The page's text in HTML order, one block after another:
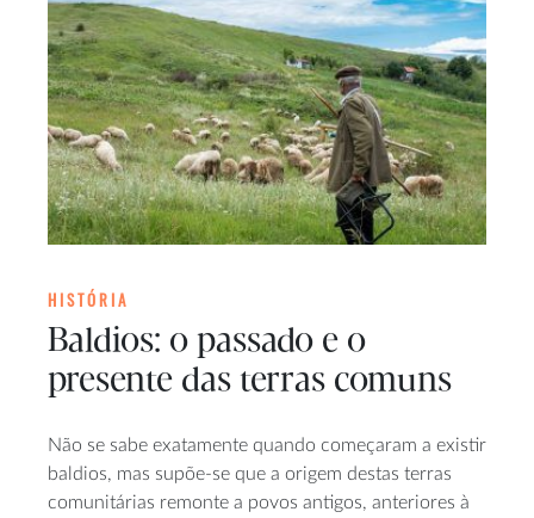
HISTÓRIA
Baldios: o passado e o
presente das terras comuns
Não se sabe exatamente quando começaram a existir
baldios, mas supõe-se que a origem destas terras
comunitárias remonte a povos antigos, anteriores à